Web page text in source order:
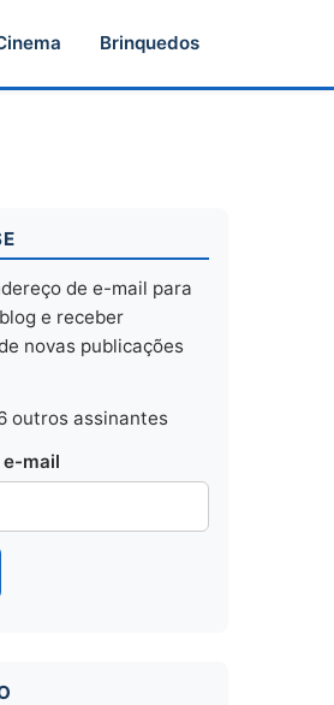
Brinquedos
de e-mail para
e receber
novas publicações
outros assinantes
e-mail